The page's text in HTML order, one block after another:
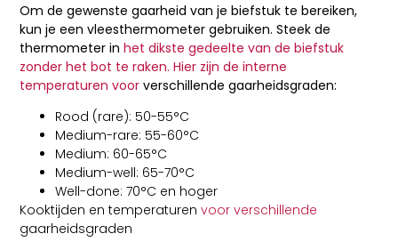
Om de gewenste gaarheid van je biefstuk te bereiken,
kun je een vleesthermometer gebruiken. Steek de
thermometer inhet dikste gedeelte van de biefstuk
zonder het bot te raken. Hier zijn de interne
temperaturen voor verschillende gaarheidsgraden:
Rood (rare): 50-55°C
Medium-rare: 55-60°C
Medium: 60-65°C
Medium-well: 65-70°C
Well-done: 70°C en hoger
Kooktijden en temperaturenvoor verschillende
gaarheidsgraden